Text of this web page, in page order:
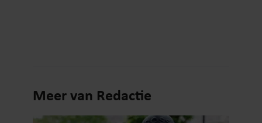
Meer van Redactie